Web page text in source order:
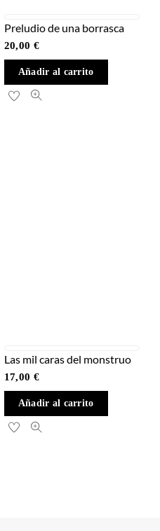
Preludio de una borrasca
20,00 €
Añadir al carrito
Las mil caras del monstruo
17,00 €
Añadir al carrito